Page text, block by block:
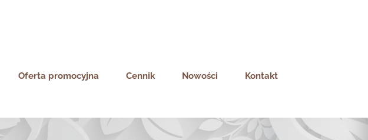
Oferta promocyjna Cennik Nowości Kontakt